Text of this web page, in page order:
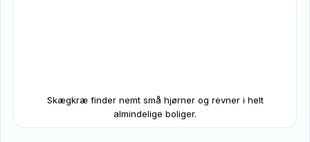
Skægkræ finder nemt små hjørner og revner i helt
almindelige boliger.